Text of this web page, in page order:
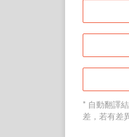
* 自動翻譯
差，若有差